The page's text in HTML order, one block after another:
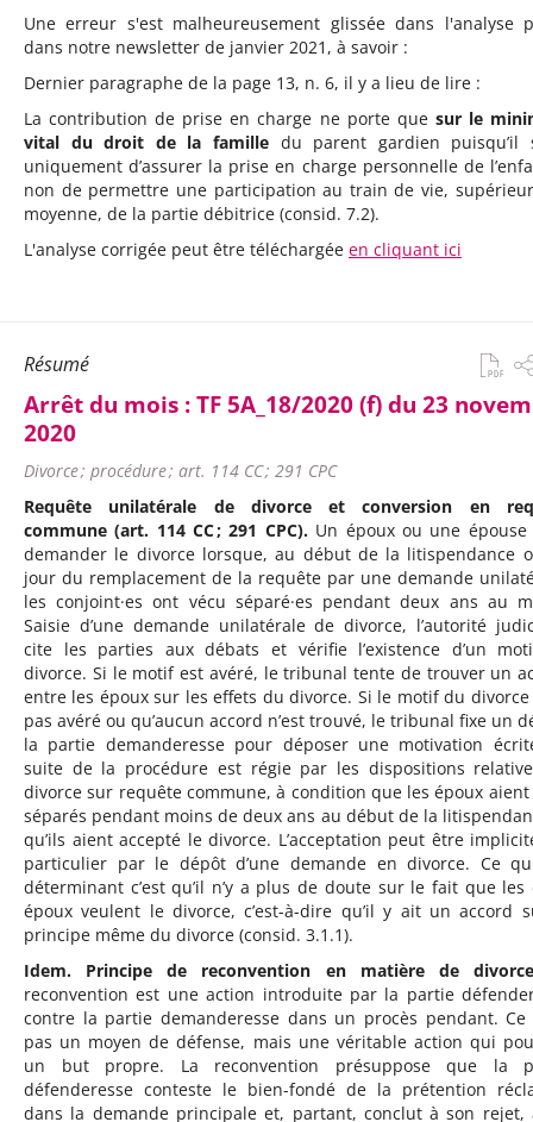
Une erreur s'est malheureusement glissée dans l'analyse
dans notre newsletter de janvier 2021, à savoir :
Dernier paragraphe de la page 13, n. 6, il y a lieu de lire :
La contribution de prise en charge ne porte que sur le
vital du droit de la famille du parent gardien puisqu’il
uniquement d’assurer la prise en charge personnelle de
non de permettre une participation au train de vie,
moyenne, de la partie débitrice (consid. 7.2).
L'analyse corrigée peut être téléchargée en cliquant ici
Résumé
Arrêt du mois :TF 5A_18/2020 (f) du 23
2020
Divorce ; procédure ; art. 114 CC ; 291 CPC
Requête unilatérale de divorce et conversion en
commune (art. 114 CC ; 291 CPC).Un époux ou une épouse
demander le divorce lorsque, au début de la litispendance
jour du remplacement de la requête par une demande
les conjoint·es ont vécu séparé·es pendant deux ans au
Saisie d’une demande unilatérale de divorce, l’autorité
cite les parties aux débats et vérifie l’existence d’un
divorce. Si le motif est avéré, le tribunal tente de trouver un
entre les époux sur les effets du divorce. Si le motif du divorce
pas avéré ou qu’aucun accord n’est trouvé, le tribunal fixe un
la partie demanderesse pour déposer une motivation
suite de la procédure est régie par les dispositions
divorce sur requête commune, à condition que les époux aient
séparés pendant moins de deux ans au début de la
qu’ils aient accepté le divorce. L’acceptation peut être
particulier par le dépôt d’une demande en divorce. Ce
déterminant c’est qu’il n’y a plus de doute sur le fait que les
époux veulent le divorce, c’est-à-dire qu’il y ait un accord
principe même du divorce (consid. 3.1.1).
Idem. Principe de reconvention en matière de
reconvention est une action introduite par la partie
contre la partie demanderesse dans un procès pendant. Ce
pas un moyen de défense, mais une véritable action qui
un but propre. La reconvention présuppose que la
défenderesse conteste le bien-fondé de la prétention
dans la demande principale et, partant, conclut à son rejet,